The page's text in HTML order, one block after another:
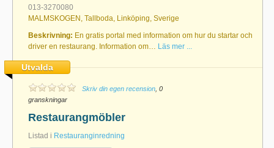
013-3270080
MALMSKOGEN, Tallboda, Linköping, Sverige
Beskrivning: En gratis portal med information om hur du startar och
driver en restaurang. Information om… Läs mer ...
Utvalda
Skriv din egen recension , 0
granskningar
Restaurangmöbler
Listad i Restauranginredning